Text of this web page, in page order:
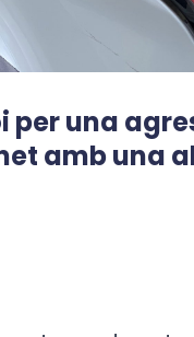
per una
amb una